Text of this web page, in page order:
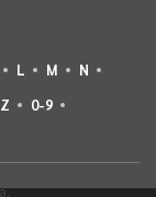
L M
N
Z 0-9